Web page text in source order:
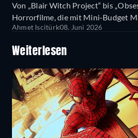
Von „Blair Witch Project“ bis
Horrorfilme, die mit Mini-Budget
Ahmet Iscitürk08. Juni 2026
Weiterlesen